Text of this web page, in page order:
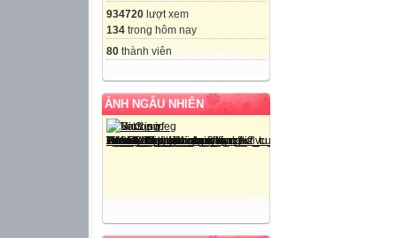
934720 lượt xem
134 trong hôm nay
80 thành viên
ẢNH NGẪU NHIÊN